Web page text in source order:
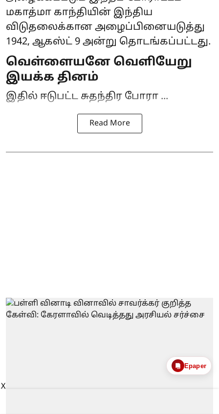
மகாத்மா காந்தியின் இந்திய
விடுதலைக்கான அழைப்பினையடுத்து
1942, ஆகஸ்ட் 9 அன்று தொடங்கப்பட்டது.
வெள்ளையனே வெளியேறு
இயக்க தினம்
இதில் ஈடுபட்ட சுதந்திர போரா ...
Read More
Epaper
X